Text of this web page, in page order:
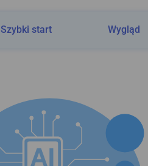
Szybki start Wygląd